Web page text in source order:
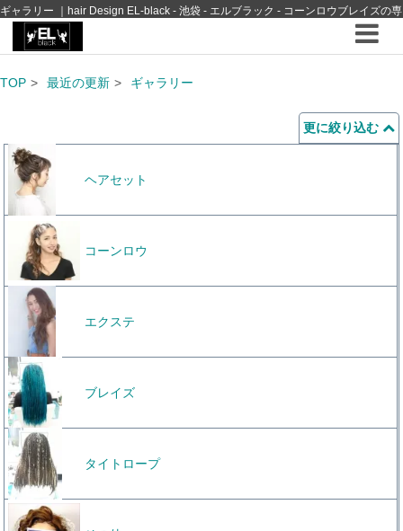
ギャラリー ｜hair Design EL-black - 池袋 - エルブラック - コーンロウブレイズの専
TOP 最近の更新 ギャラリー
更に絞り込む
ヘアセット
コーンロウ
エクステ
ブレイズ
タイトロープ